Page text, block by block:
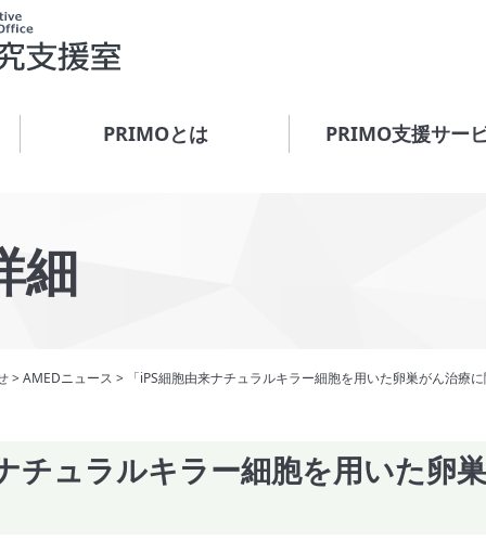
PRIMOとは PRIMO支援サー
細
>AMEDニュース > 「iPS細胞由来ナチュラルキラー細胞を用いた卵巣がん治療
チュラルキラー細胞を用いた